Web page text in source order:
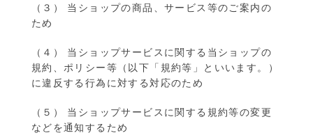
（３） 当ショップの商品、サービス等のご案内の
ため
（４） 当ショップサービスに関する当ショップの
規約、ポリシー等（以下「規約等」といいます。）
に違反する行為に対する対応のため
（５） 当ショップサービスに関する規約等の変更
などを通知するため